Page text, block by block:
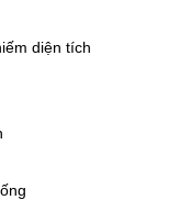
diện tích